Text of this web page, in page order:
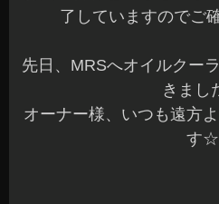
了していますのでご
先日、MRSへオイルクー
きまし
オーナー様、いつも遠方
す☆